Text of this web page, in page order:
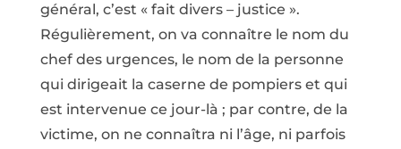
général, c’est « fait divers – justice ».
Régulièrement, on va connaître le nom du
chef des urgences, le nom de la personne
qui dirigeait la caserne de pompiers et qui
est intervenue ce jour-là ; par contre, de la
victime, on ne connaîtra ni l’âge, ni parfois